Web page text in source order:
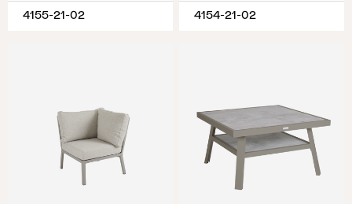
4155-21-02 4154-21-02